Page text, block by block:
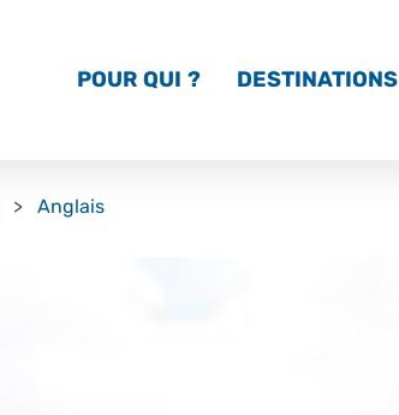
POUR QUI ? DESTINATIONS
Anglais